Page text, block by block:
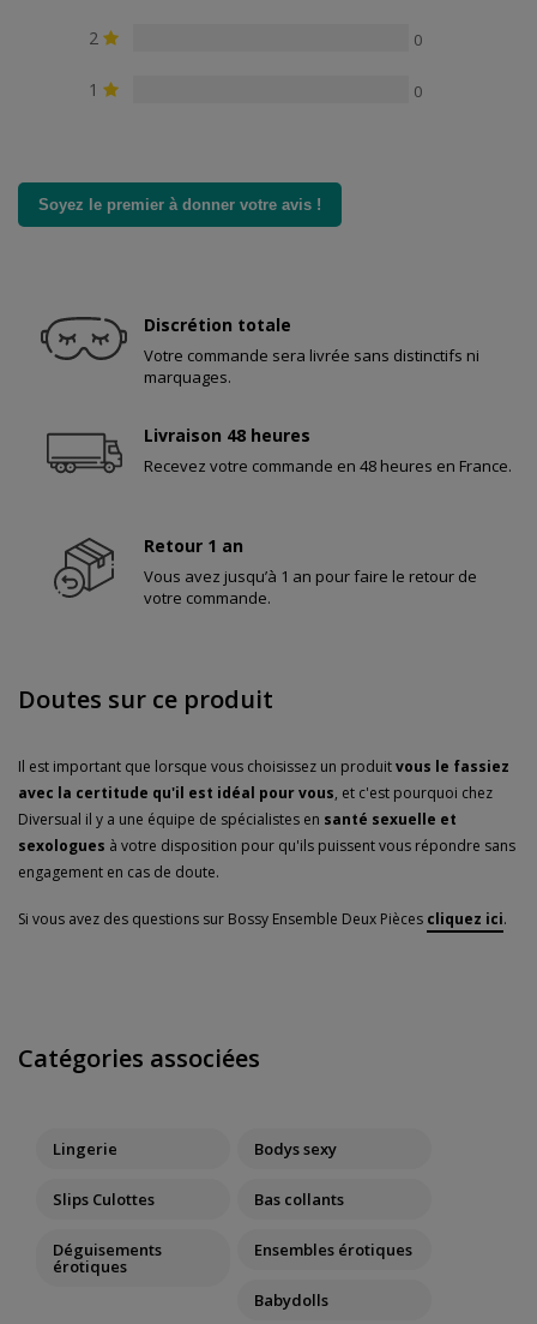
2 0
1 0
Soyez le premier à donner votre avis !
Discrétion totale
Votre commande sera livrée sans distinctifs ni
marquages.
Livraison 48 heures
Recevez votre commande en 48 heures en France.
Retour 1 an
Vous avez jusqu’à 1 an pour faire le retour de
votre commande.
Doutes sur ce produit
Il est important que lorsque vous choisissez un produitvous le fassiez
avec la certitude qu'il est idéal pour vous, et c'est pourquoi chez
Diversual il y a une équipe de spécialistes en santé sexuelle et
sexologues à votre disposition pour qu'ils puissent vous répondre sans
engagement en cas de doute.
Si vous avez des questions sur Bossy Ensemble Deux Pièces cliquez ici.
Catégories associées
Lingerie Bodys sexy
Slips Culottes Bas collants
Déguisements
érotiques
Ensembles érotiques
Babydolls